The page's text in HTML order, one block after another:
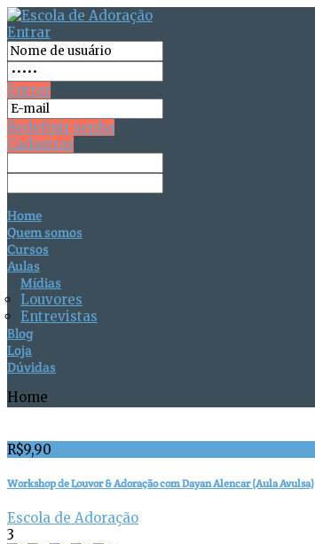
Entrar
Entrar
Redefinir senha
Cadastrar
Home
Quem somos
Cursos
Aulas
Mídias
Louvores
Entrevistas
Blog
Loja
Dúvidas
Home
R$9,90
Workshop de Louvor & Adoração com Dayan Alencar (Aula Avulsa)
Escola de Adoração
3